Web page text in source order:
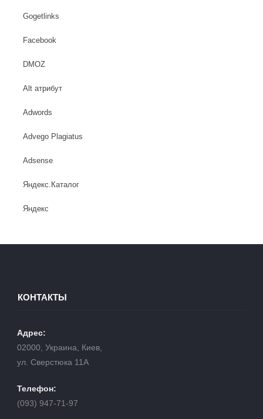
Gogetlinks
Facebook
DMOZ
Alt атрибут
Adwords
Advego Plagiatus
Adsense
Яндекс.Каталог
Яндекс
КОНТАКТЫ
Адрес:
02000, Украина, Киев,
ул. Сверстюка 11А
Телефон:
(093) 947-71-97